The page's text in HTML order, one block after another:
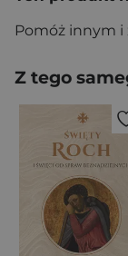
Pomóż innym i
Z tego